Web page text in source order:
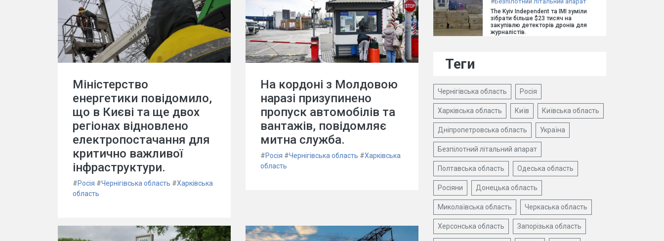
Міністерство
енергетики повідомило,
що в Києві та ще двох
регіонах відновлено
електропостачання для
критично важливої
інфраструктури.
#Росія #Чернігівська область #Харківська
область
На кордоні з Молдовою
наразі призупинено
пропуск автомобілів та
вантажів, повідомляє
митна служба.
#Росія #Чернігівська область #Харківська
область
The Kyiv Independent та ІМІ зуміли
зібрати більше $23 тисяч на
закупівлю детекторів дронів для
журналістів.
Теги
Чернігівська область Росія
Харківська область Київ Київська область
Дніпропетровська область Україна
Безпілотний літальний апарат
Полтавська область Одеська область
Росіяни Донецька область
Миколаївська область Черкаська область
Херсонська область Запорізька область